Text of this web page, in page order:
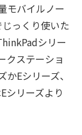
モバイルノー
っくり使いた
シリー
クステーショ
Eシリーズ、
シリーズより